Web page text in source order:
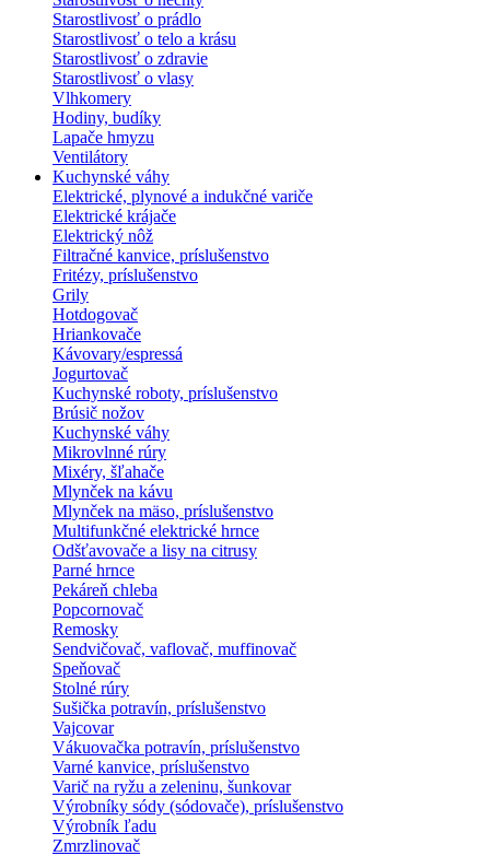
Starostlivosť o prádlo
Starostlivosť o telo a krásu
Starostlivosť o zdravie
Starostlivosť o vlasy
Vlhkomery
Hodiny, budíky
Lapače hmyzu
Ventilátory
Kuchynské váhy
Elektrické, plynové a indukčné variče
Elektrické krájače
Elektrický nôž
Filtračné kanvice, príslušenstvo
Fritézy, príslušenstvo
Grily
Hotdogovač
Hriankovače
Kávovary/espressá
Jogurtovač
Kuchynské roboty, príslušenstvo
Brúsič nožov
Kuchynské váhy
Mikrovlnné rúry
Mixéry, šľahače
Mlynček na kávu
Mlynček na mäso, príslušenstvo
Multifunkčné elektrické hrnce
Odšťavovače a lisy na citrusy
Parné hrnce
Pekáreň chleba
Popcornovač
Remosky
Sendvičovač, vaflovač, muffinovač
Speňovač
Stolné rúry
Sušička potravín, príslušenstvo
Vajcovar
Vákuovačka potravín, príslušenstvo
Varné kanvice, príslušenstvo
Varič na ryžu a zeleninu, šunkovar
Výrobníky sódy (sódovače), príslušenstvo
Výrobník ľadu
Zmrzlinovač